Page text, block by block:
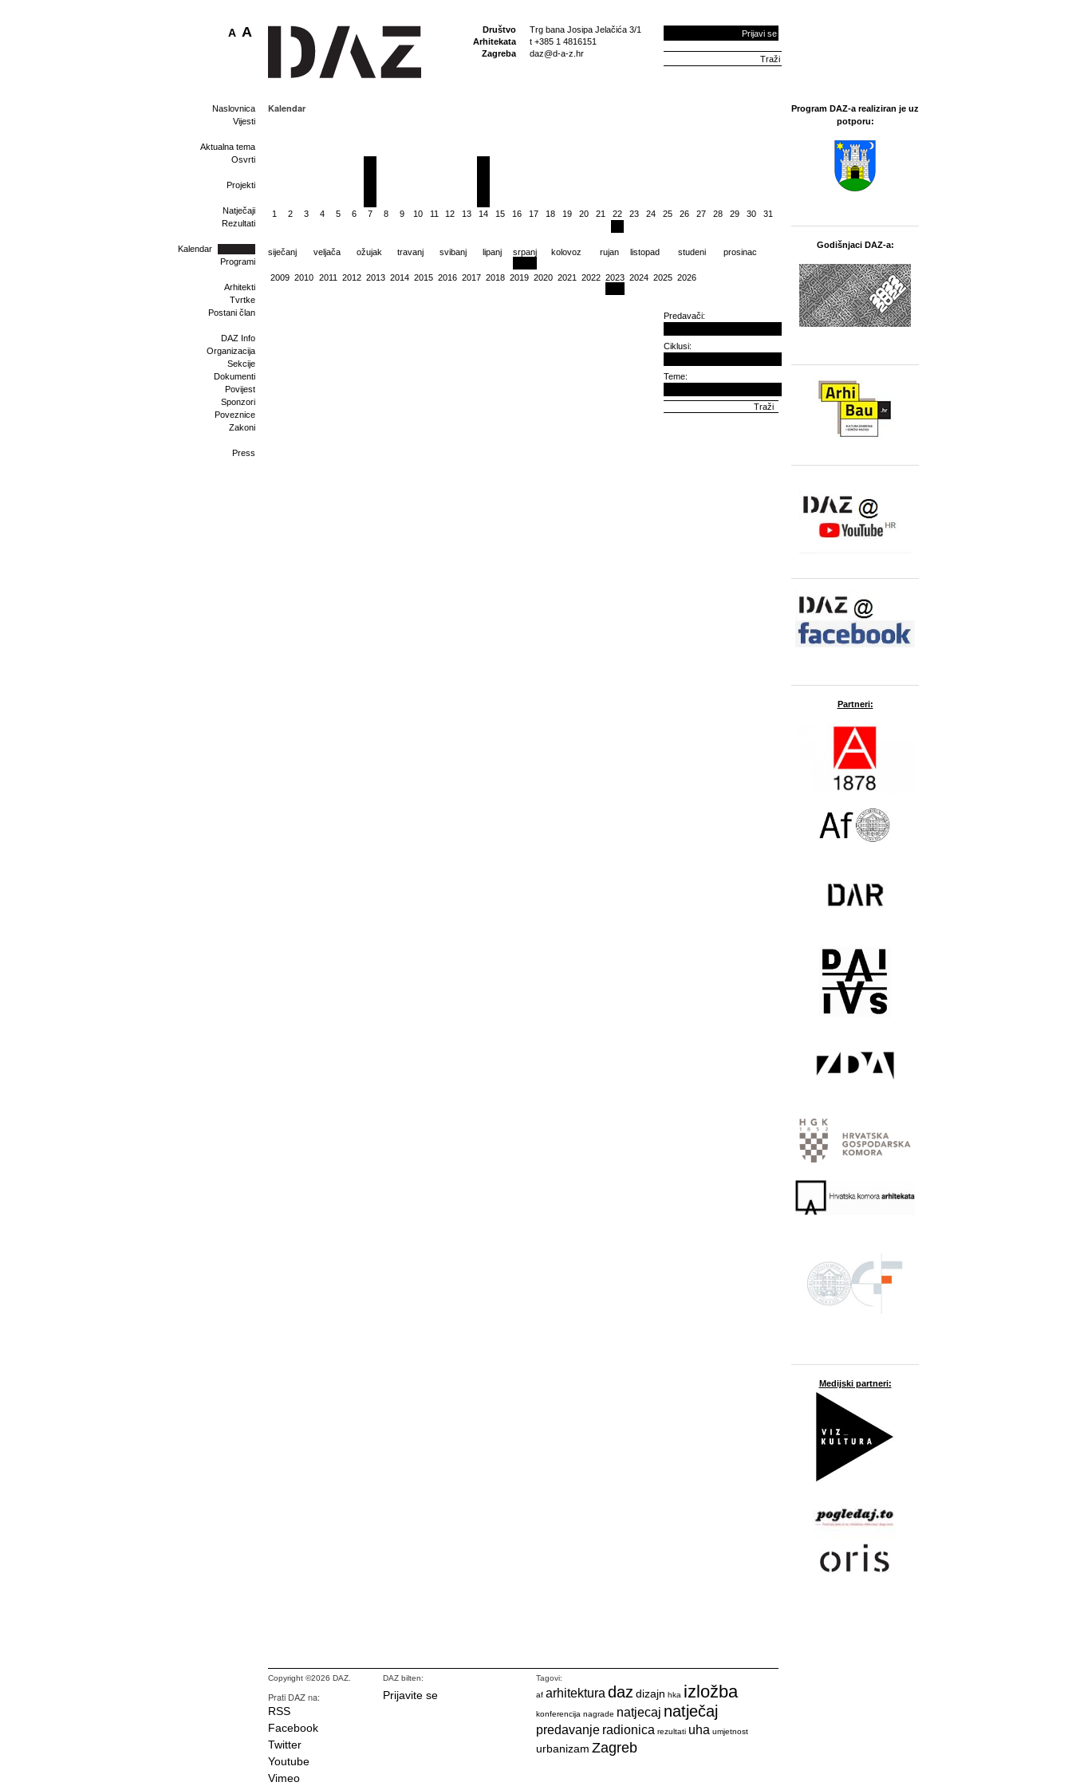
Društvo
Arhitekata
Zagreba
Trg bana Josipa Jelačića 3/1
t +385 1 4816151
daz@d-a-z.hr
Prijavi se
A A
Naslovnica
Vijesti
Aktualna tema
Osvrti
Projekti
Natječaji
Rezultati
Kalendar
Programi
Arhitekti
Tvrtke
Postani član
DAZ Info
Organizacija
Sekcije
Dokumenti
Povijest
Sponzori
Poveznice
Zakoni
Press
Kalendar
1 2 3 4 5 6 7 8 9 10 11 12 13 14 15 16 17 18 19 20 21 22 23 24 25 26 27 28 29 30 31
siječanj veljača ožujak travanj svibanj lipanj srpanj kolovoz rujan listopad studeni prosinac
2009 2010 2011 2012 2013 2014 2015 2016 2017 2018 2019 2020 2021 2022 2023 2024 2025 2026
Predavači:
Ciklusi:
Teme:
Program DAZ-a realiziran je uz
potporu:
Godišnjaci DAZ-a:
Partneri:
Medijski partneri:
Copyright ©2026 DAZ.
Prati DAZ na:
RSS
Facebook
Twitter
Youtube
Vimeo
DAZ bilten:
Prijavite se
Tagovi:
af arhitektura daz dizajn hka izložba
konferencija nagrade natjecaj natječaj
predavanje radionica rezultati uha umjetnost
urbanizam Zagreb